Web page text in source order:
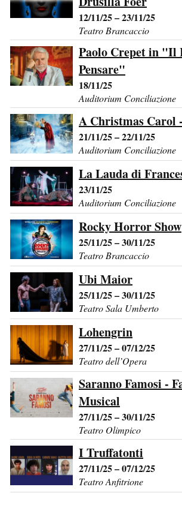
12/11/25 – 23/11/25
Teatro Brancaccio
Paolo Crepet in "Il
Pensare"
18/11/25
Auditorium Conciliazione
A Christmas Carol
21/11/25 – 22/11/25
Auditorium Conciliazione
La Lauda di
23/11/25
Auditorium Conciliazione
Rocky Horror Show
25/11/25 – 30/11/25
Teatro Brancaccio
Ubi Maior
25/11/25 – 30/11/25
Teatro Sala Umberto
Lohengrin
27/11/25 – 07/12/25
Teatro dell’Opera
Saranno Famosi -
Musical
27/11/25 – 30/11/25
Teatro Olimpico
I Truffatonti
27/11/25 – 07/12/25
Teatro Anfitrione